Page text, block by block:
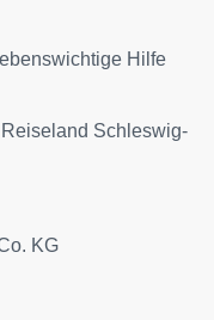
Hilfe
Schleswig-
KG